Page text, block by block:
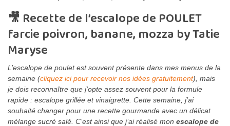
🎥 Recette de l’escalope de POULET
farcie poivron, banane, mozza by Tatie
Maryse
L’escalope de poulet est souvent présente dans mes menus de la
semaine (cliquez ici pour recevoir nos idées gratuitement), mais
je dois reconnaître que j’opte assez souvent pour la formule
rapide : escalope grillée et vinaigrette. Cette semaine, j’ai
souhaité changer pour une recette gourmande avec un délicat
mélange sucré salé. C’est ainsi que j’ai réalisé mon escalope de